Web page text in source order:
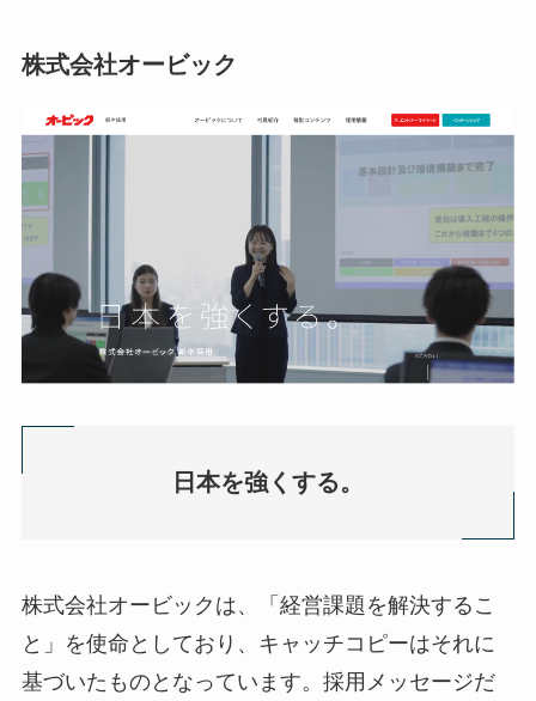
株式会社オービック
日本を強くする。
株式会社オービックは、「経営課題を解決するこ
と」を使命としており、キャッチコピーはそれに
基づいたものとなっています。採用メッセージだ